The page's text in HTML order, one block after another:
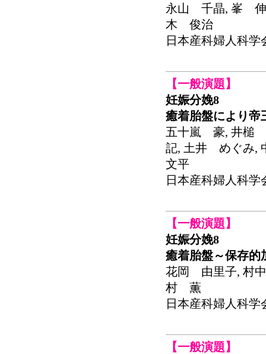
永山 千晶, 峯
木 俊治
日本産科婦人科学
【一般演題】
妊娠分娩8
癒着胎盤により帝
五十嵐 豪, 井槌
記, 土井 めぐみ
文平
日本産科婦人科学
【一般演題】
妊娠分娩8
癒着胎盤～保存的
花岡 由里子, 村
村 薫
日本産科婦人科学
【一般演題】